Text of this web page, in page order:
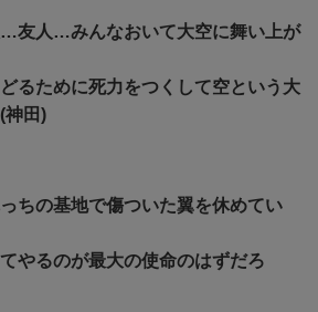
友人…みんなおいて大空に舞い上が
るために死力をつくして空という大
神田)
ちの基地で傷ついた翼を休めてい
やるのが最大の使命のはずだろ